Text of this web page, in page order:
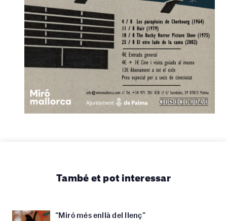
També et pot interessar
“Miró més enllà del llenç”